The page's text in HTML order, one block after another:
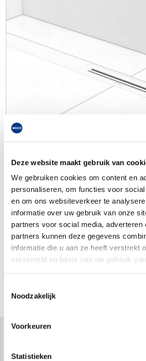
Deze website maakt gebruik van
We gebruiken cookies om content en
personaliseren, om functies voor
en om ons websiteverkeer te
informatie over uw gebruik van onze
partners voor social media, adverteren
partners kunnen deze gegevens
informatie die u aan ze heeft verstrekt
verzameld op basis van uw gebruik
Noodzakelijk
Voorkeuren
Statistieken
Jouw brutoprijs